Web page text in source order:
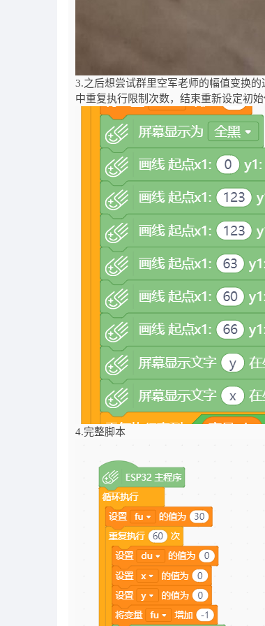
3.之后想尝试群里空军老师的幅值变换
中重复执行限制次数，结束重新设定初
4.完整脚本